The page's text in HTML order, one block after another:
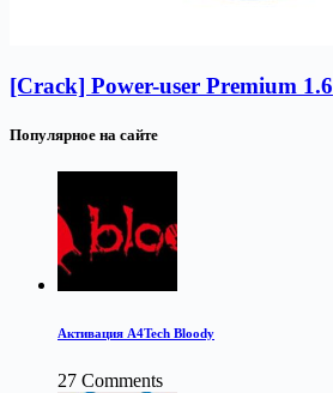
[Crack] Power-user Premium 1.6
Популярное на сайте
Активация A4Tech Bloody
27 Comments